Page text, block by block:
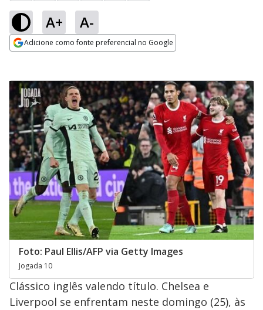
A+ A-
Adicione como fonte preferencial no Google
Foto: Paul Ellis/AFP via Getty Images
Jogada 10
Clássico inglês valendo título. Chelsea e
Liverpool se enfrentam neste domingo (25), às